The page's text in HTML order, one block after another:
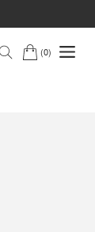
0